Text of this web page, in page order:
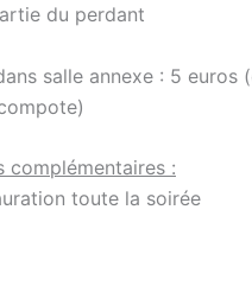
du perdant
salle annexe : 5 euros
complémentaires :
toute la soirée